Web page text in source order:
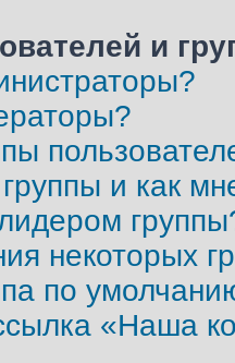
и
и как
некоторых
по
«Наша